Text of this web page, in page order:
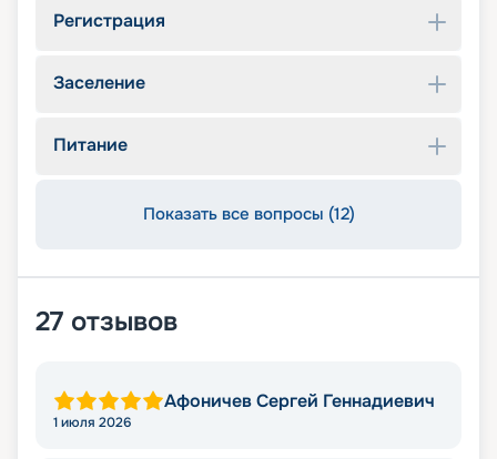
Регистрация
Заселение
Питание
Показать все вопросы (12)
27 отзывов
Афоничев Сергей Геннадиевич
1 июля 2026